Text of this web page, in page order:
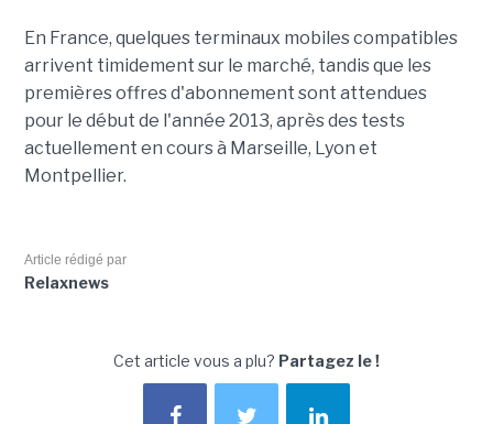
En France, quelques terminaux mobiles compatibles
arrivent timidement sur le marché, tandis que les
premières offres d'abonnement sont attendues
pour le début de l'année 2013, après des tests
actuellement en cours à Marseille, Lyon et
Montpellier.
Article rédigé par
Relaxnews
Cet article vous a plu? Partagez le !